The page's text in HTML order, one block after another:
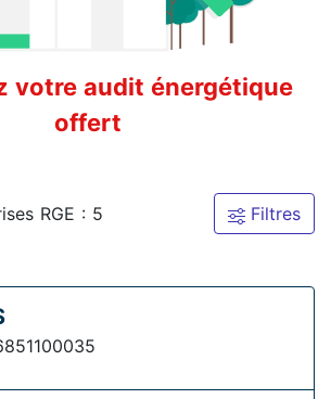
votre audit énergétique
offert
RGE : 5 Filtres